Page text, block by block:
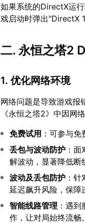
如果系统的DirectX运
戏启动时弹出"DirectX
二. 永恒之塔2
1. 优化网络环境
网络问题是导致游戏报
《永恒之塔2》中因网
免费试用 ：可参与
丢包与波动防护 ：
解波动，显著降低断
波动及丢包防护 ：
延迟飙升风险，保障
智能线路管理 ：遇
作，让对局始终流畅。